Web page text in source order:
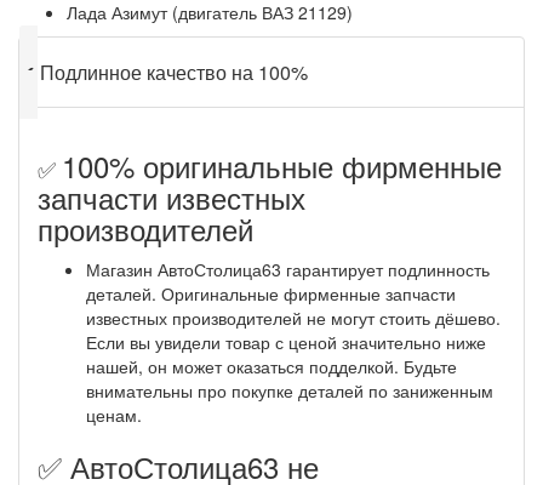
Лада Азимут (двигатель ВАЗ 21129)
✔ Подлинное качество на 100%
✅ 100% оригинальные фирменные
запчасти известных
производителей
Магазин АвтоСтолица63 гарантирует подлинность
деталей. Оригинальные фирменные запчасти
известных производителей не могут стоить дёшево.
Если вы увидели товар с ценой значительно ниже
нашей, он может оказаться подделкой. Будьте
внимательны про покупке деталей по заниженным
ценам.
✅ АвтоСтолица63 не